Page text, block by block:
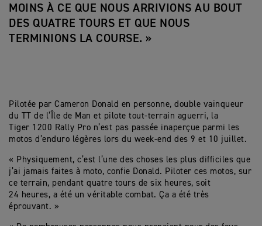
MOINS À CE QUE NOUS ARRIVIONS AU BOUT
DES QUATRE TOURS ET QUE NOUS
TERMINIONS LA COURSE. »
Pilotée par Cameron Donald en personne, double vainqueur
du TT de l’Île de Man et pilote tout-terrain aguerri, la
Tiger 1200 Rally Pro n’est pas passée inaperçue parmi les
motos d’enduro légères lors du week-end des 9 et 10 juillet.
« Physiquement, c’est l’une des choses les plus difficiles que
j’ai jamais faites à moto, confie Donald. Piloter ces motos, sur
ce terrain, pendant quatre tours de six heures, soit
24 heures, a été un véritable combat. Ça a été très
éprouvant. »